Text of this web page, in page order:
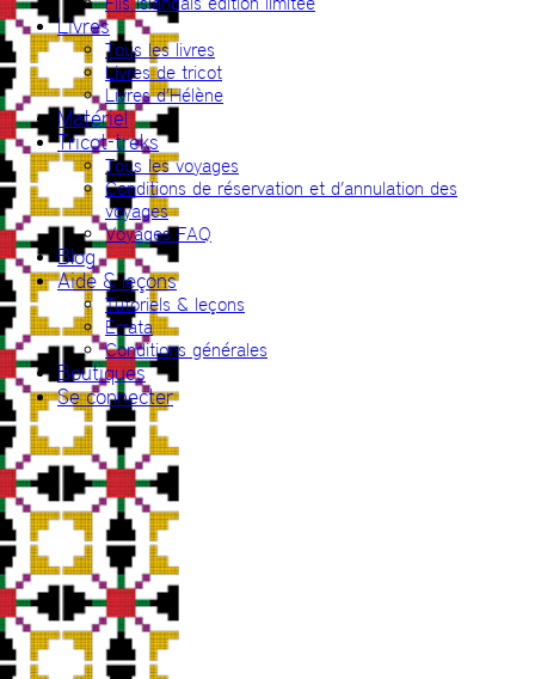
Livres
Tous les livres
Livres de tricot
Livres d’Hélène
Matériel
Tricot-treks
Tous les voyages
Conditions de réservation et d’annulation des
voyages
Voyages FAQ
Blog
Aide & leçons
Tutoriels & leçons
Errata
Conditions générales
Boutiques
Se connecter